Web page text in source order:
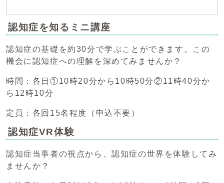
認知症を知るミニ講座
認知症の基礎を約30分で学ぶことができます。この
機会に認知症への理解を深めてみませんか？
時間：各日①10時20分から10時50分②11時40分か
ら12時10分
定員：各回15名程度（申込不要）
認知症VR体験
認知症当事者の視点から、認知症の世界を体験してみ
ませんか？